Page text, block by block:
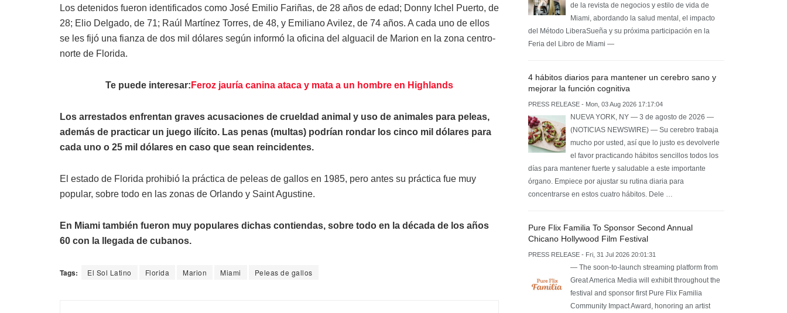
Los detenidos fueron identificados como José Emilio Fariñas, de 28 años de edad; Donny Ichel Puerto, de
28; Elio Delgado, de 71; Raúl Martínez Torres, de 48, y Emiliano Avilez, de 74 años. A cada uno de ellos
se les fijó una fianza de dos mil dólares según informó la oficina del alguacil de Marion en la zona centro-
norte de Florida.
Te puede interesar: Feroz jauría canina ataca y mata a un hombre en Highlands
Los arrestados enfrentan graves acusaciones de crueldad animal y uso de animales para peleas,
además de practicar un juego ilícito. Las penas (multas) podrían rondar los cinco mil dólares para
cada uno o 25 mil dólares en caso que sean reincidentes.
El estado de Florida prohibió la práctica de peleas de gallos en 1985, pero antes su práctica fue muy
popular, sobre todo en las zonas de Orlando y Saint Agustine.
En Miami también fueron muy populares dichas contiendas, sobre todo en la década de los años
60 con la llegada de cubanos.
Tags: El Sol Latino Florida Marion Miami Peleas de gallos
de la revista de negocios y estilo de vida de
Miami, abordando la salud mental, el impacto
del Método LiberaSueña y su próxima participación en la
Feria del Libro de Miami —
4 hábitos diarios para mantener un cerebro sano y
mejorar la función cognitiva
PRESS RELEASE - Mon, 03 Aug 2026 17:17:04
NUEVA YORK, NY — 3 de agosto de 2026 —
(NOTICIAS NEWSWIRE) — Su cerebro trabaja
mucho por usted, así que lo justo es devolverle
el favor practicando hábitos sencillos todos los
días para mantener fuerte y saludable a este importante
órgano. Empiece por ajustar su rutina diaria para
concentrarse en estos cuatro hábitos. Dele …
Pure Flix Familia To Sponsor Second Annual
Chicano Hollywood Film Festival
PRESS RELEASE - Fri, 31 Jul 2026 20:01:31
— The soon-to-launch streaming platform from
Great America Media will exhibit throughout the
festival and sponsor first Pure Flix Familia
Community Impact Award, honoring an artist